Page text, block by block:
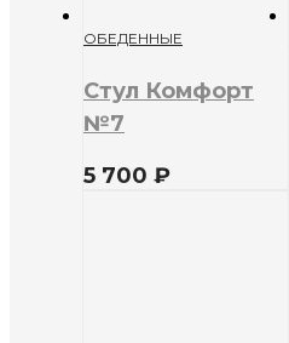
ОБЕДЕННЫЕ
Стул Комфорт
№7
5 700 ₽